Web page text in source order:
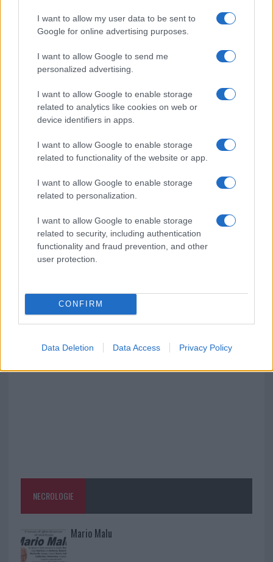
I want to allow my user data to be sent to
Google for online advertising purposes.
I want to allow Google to send me
personalized advertising.
I want to allow Google to enable storage
related to analytics like cookies on web or
device identifiers in apps.
I want to allow Google to enable storage
related to functionality of the website or app.
I want to allow Google to enable storage
related to personalization.
I want to allow Google to enable storage
related to security, including authentication
functionality and fraud prevention, and other
user protection.
CONFIRM
Data Deletion Data Access Privacy Policy
Sangue, musica e solidarietà con Avis Olbia al
Delta Center
Meteo Olbia 9 agosto, temperature in calo
Salmo finisce in ospedale a Catania, ma il tour
mondo per una notte
Giorgia Meloni a La Maddalena, la vicesindaco:
“Orgoglio e discrezione per visita privata̶…
A fuoco un deposito con bombole, intervento dei
vigili del fuoco a Rudalza
NECROLOGIE
Mario Malu